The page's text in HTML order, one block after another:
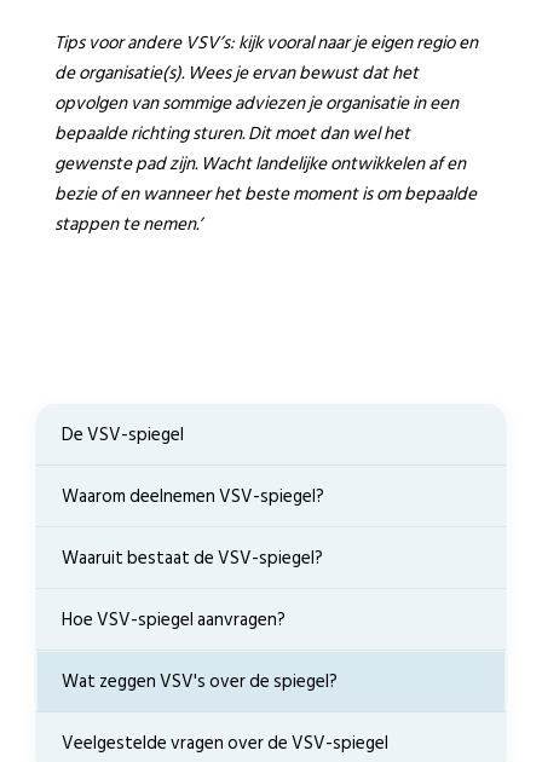
De VSV-spiegel
Waarom deelnemen VSV-spiegel?
Waaruit bestaat de VSV-spiegel?
Hoe VSV-spiegel aanvragen?
Wat zeggen VSV's over de spiegel?
Veelgestelde vragen over de VSV-spiegel
Tips voor andere VSV’s: kijk vooral naar je eigen regio en
de organisatie(s). Wees je ervan bewust dat het
opvolgen van sommige adviezen je organisatie in een
bepaalde richting sturen. Dit moet dan wel het
gewenste pad zijn. Wacht landelijke ontwikkelen af en
bezie of en wanneer het beste moment is om bepaalde
stappen te nemen.’